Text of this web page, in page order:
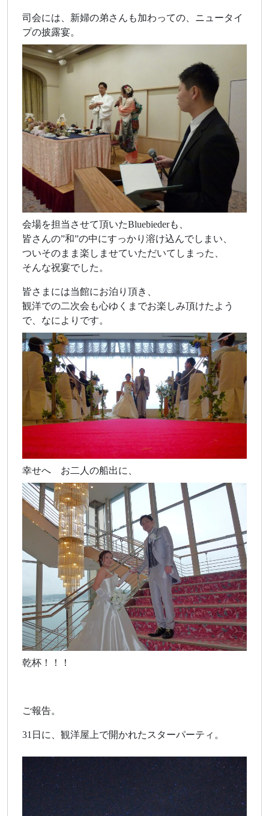
司会には、新婦の弟さんも加わっての、ニュータイ
プの披露宴。
会場を担当させて頂いたBluebiederも、
皆さんの”和”の中にすっかり溶け込んでしまい、
ついそのまま楽しませていただいてしまった、
そんな祝宴でした。
皆さまには当館にお泊り頂き、
観洋での二次会も心ゆくまでお楽しみ頂けたよう
で、なによりです。
幸せへ お二人の船出に、
乾杯！！！
ご報告。
31日に、観洋屋上で開かれたスターパーティ。